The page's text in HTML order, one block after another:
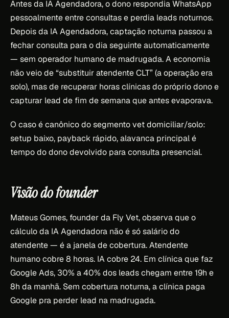
Antes da IA Agendadora, o dono respondia WhatsApp
pessoalmente entre consultas e perdia leads noturnos.
Depois da IA Agendadora, captação noturna passou a
fechar consulta para o dia seguinte automaticamente
— sem operador humano de madrugada. A economia
não veio de “substituir atendente CLT” (a operação era
solo), mas de recuperar horas clínicas do próprio dono e
capturar lead de fim de semana que antes evaporava.
O caso é canônico do segmento vet domiciliar/solo:
setup baixo, payback rápido, alavanca principal é
tempo do dono devolvido para consulta presencial.
Visão do founder
Mateus Gomes, founder da Fly Vet, observa que o
cálculo da IA Agendadora não é só salário do
atendente — é a janela de cobertura. Atendente
humano cobre 8 horas. IA cobre 24. Em clínica que faz
Google Ads, 30% a 40% dos leads chegam entre 19h e
8h da manhã. Sem cobertura noturna, a clínica paga
Google pra perder lead na madrugada.